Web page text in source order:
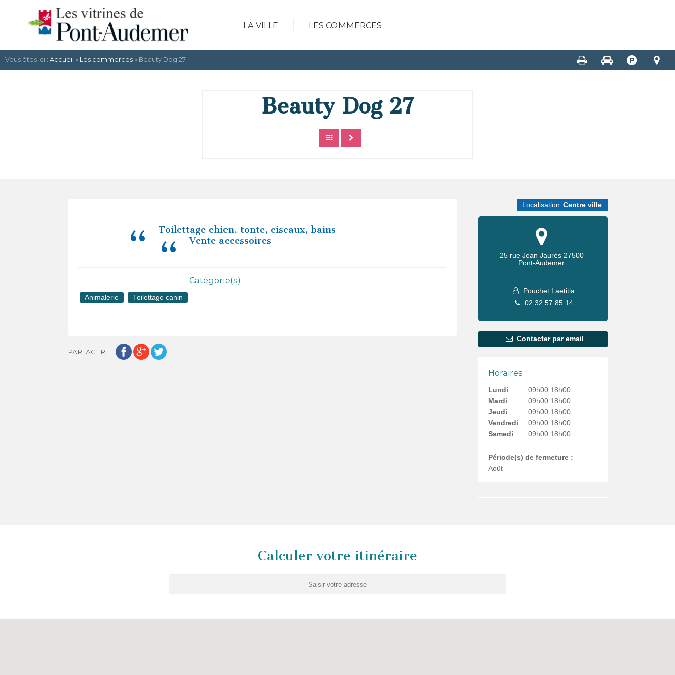
LA VILLE LES COMMERCES
Vous êtes ici : Accueil » Les commerces » Beauty Dog 27
Beauty Dog 27
Toilettage chien, tonte, ciseaux, bains
Vente accessoires
Catégorie(s)
Animalerie Toilettage canin
PARTAGER :
Localisation Centre ville
25 rue Jean Jaurès 27500
Pont-Audemer
Pouchet Laetitia
02 32 57 85 14
Contacter par email
Horaires
Lundi : 09h00 18h00
Mardi
: 09h00 18h00
Jeudi
: 09h00 18h00
Vendredi
: 09h00 18h00
Samedi
: 09h00 18h00
Période(s) de fermeture :
Août
Calculer votre itinéraire